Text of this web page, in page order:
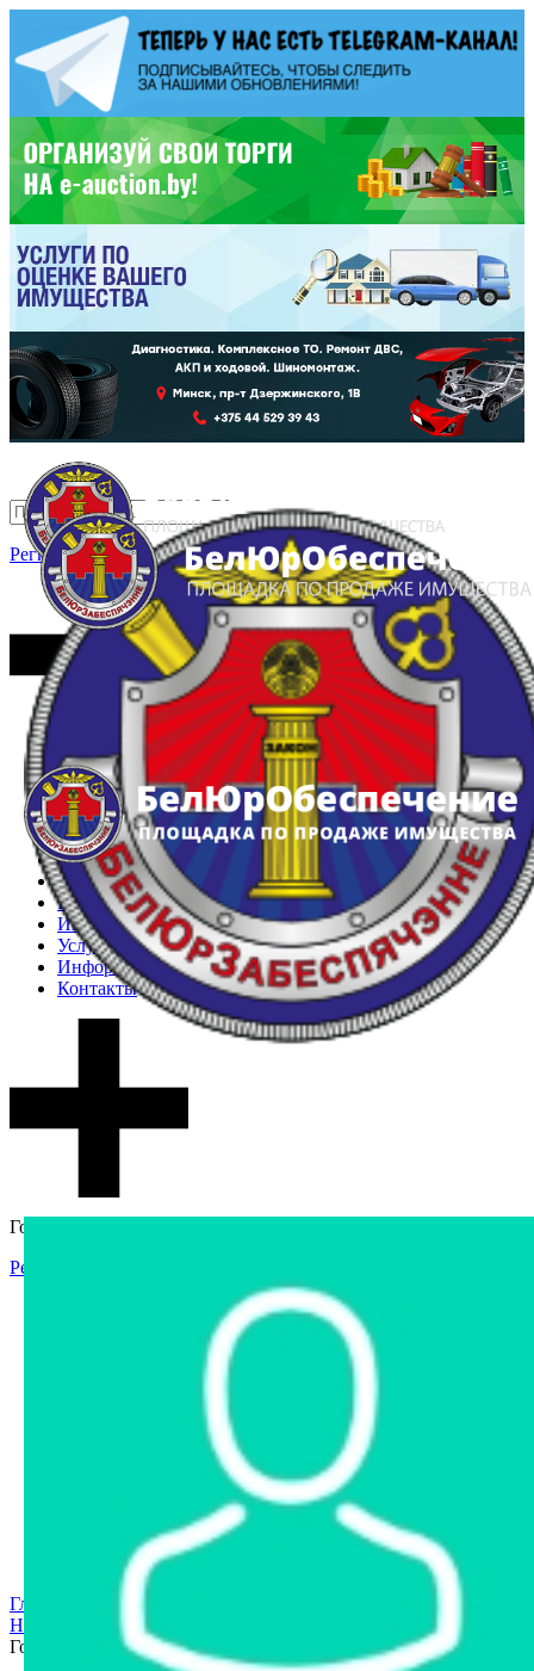
Регистрация Вход
Главная
Арестованное имущество
Реестр несостоявшихся торгов
Реестр переоценок
Частное имущество
Государственное имущество
Интернет-магазин
Интернет-витрина
Услуги
Информация
Контакты
Гостевой доступ
Регистрация
Интернет-магазин
Интернет-витрина
Арестованное имущество
Реестр несостоявшихся торгов
Реестр переоценок
Государственное имущество
Главная страница
Недвижимость
› Коммерческая недвижимость
Магазин в г.
Гомеле, площадью 200,2м²